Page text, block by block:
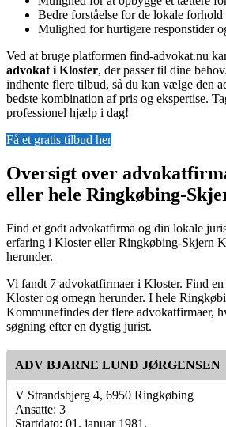
Bedre forståelse for de lokale
Mulighed for hurtigere responstider
Ved at bruge platformen find-advokat.nu
advokat i Kloster, der passer til dine
indhente flere tilbud, så du kan vælge den
bedste kombination af pris og ekspertise.
professionel hjælp i dag!
Få et gratis tilbud her
Oversigt over
eller hele Ringkøbing-
Find et godt advokatfirma og din lokale
erfaring i Kloster eller Ringkøbing-Skjern
herunder.
Vi fandt 7 advokatfirmaer i Kloster. Find
Kloster og omegn herunder. I hele
Kommunefindes der flere advokatfirmaer,
søgning efter en dygtig jurist.
ADV BJARNE LUND JØRGENSEN
V Strandsbjerg 4, 6950 Ringkøbing
Ansatte: 3
Startdato: 01. januar 1981,